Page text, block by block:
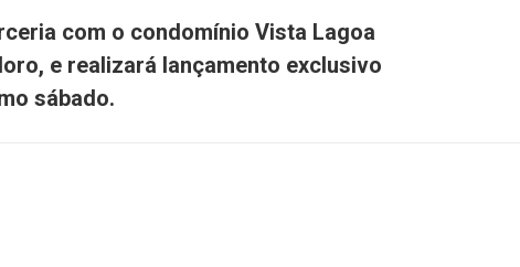
com o condomínio Vista Lagoa
e realizará lançamento exclusivo
sábado.